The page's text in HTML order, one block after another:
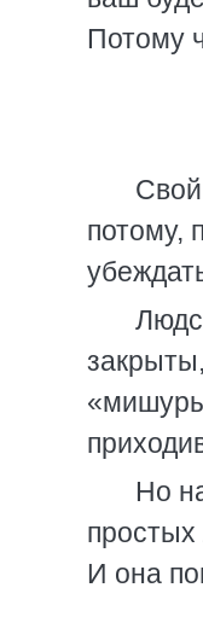
Потому
потому,
Но
И она